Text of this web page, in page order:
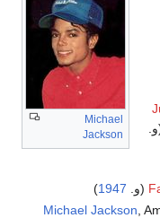
Michael
Jackson
1947
)
Michael Jackson ,